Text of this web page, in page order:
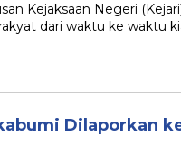
Kejaksaan Negeri
dari waktu ke waktu
Dilaporkan